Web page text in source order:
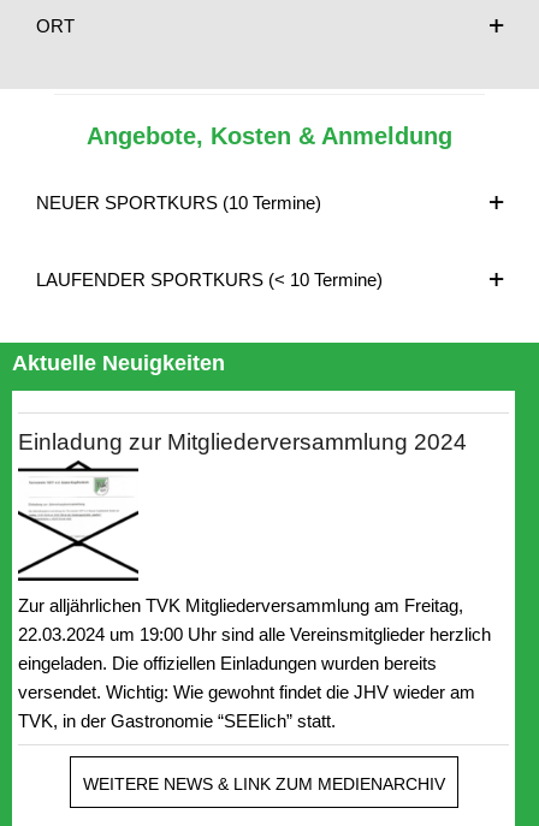
ORT
Angebote, Kosten & Anmeldung
NEUER SPORTKURS (10 Termine)
LAUFENDER SPORTKURS (< 10 Termine)
Aktuelle Neuigkeiten
Einladung zur Mitgliederversammlung 2024
Zur alljährlichen TVK Mitgliederversammlung am Freitag,
22.03.2024 um 19:00 Uhr sind alle Vereinsmitglieder herzlich
eingeladen. Die offiziellen Einladungen wurden bereits
versendet. Wichtig: Wie gewohnt findet die JHV wieder am
TVK, in der Gastronomie “SEElich” statt.
WEITERE NEWS & LINK ZUM MEDIENARCHIV